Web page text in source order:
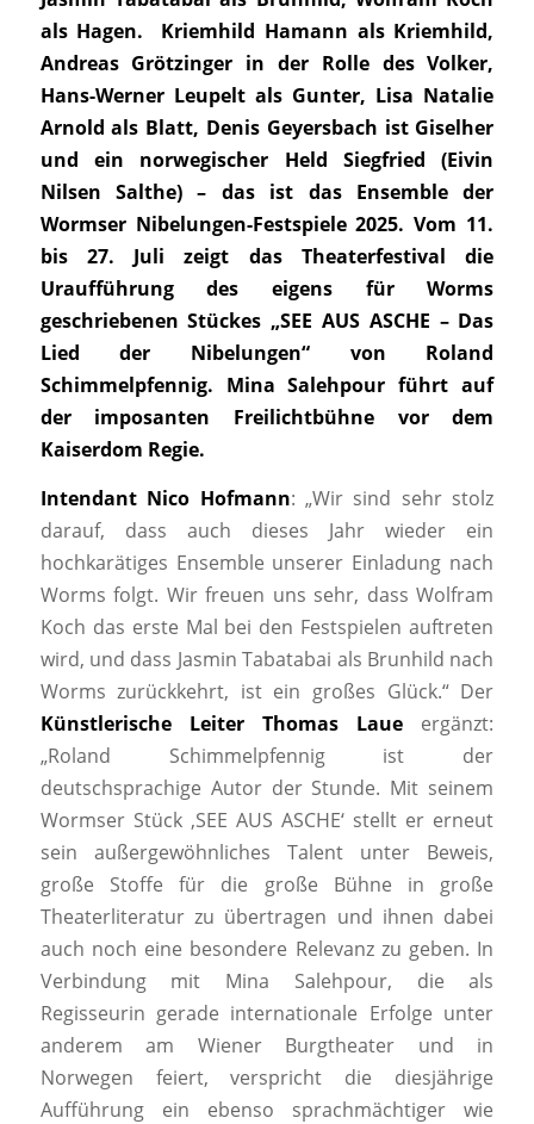
als Hagen. Kriemhild Hamann als Kriemhild,
Andreas Grötzinger in der Rolle des Volker,
Hans-Werner Leupelt als Gunter, Lisa Natalie
Arnold als Blatt, Denis Geyersbach ist Giselher
und ein norwegischer Held Siegfried (Eivin
Nilsen Salthe) – das ist das Ensemble der
Wormser Nibelungen-Festspiele 2025. Vom 11.
bis 27. Juli zeigt das Theaterfestival die
Uraufführung des eigens für Worms
geschriebenen Stückes „SEE AUS ASCHE – Das
Lied der Nibelungen“ von Roland
Schimmelpfennig. Mina Salehpour führt auf
der imposanten Freilichtbühne vor dem
Kaiserdom Regie.
Intendant Nico Hofmann: „Wir sind sehr stolz
darauf, dass auch dieses Jahr wieder ein
hochkarätiges Ensemble unserer Einladung nach
Worms folgt. Wir freuen uns sehr, dass Wolfram
Koch das erste Mal bei den Festspielen auftreten
wird, und dass Jasmin Tabatabai als Brunhild nach
Worms zurückkehrt, ist ein großes Glück.“ Der
Künstlerische Leiter Thomas Laue ergänzt:
„Roland Schimmelpfennig ist der
deutschsprachige Autor der Stunde. Mit seinem
Wormser Stück ‚SEE AUS ASCHE‘ stellt er erneut
sein außergewöhnliches Talent unter Beweis,
große Stoffe für die große Bühne in große
Theaterliteratur zu übertragen und ihnen dabei
auch noch eine besondere Relevanz zu geben. In
Verbindung mit Mina Salehpour, die als
Regisseurin gerade internationale Erfolge unter
anderem am Wiener Burgtheater und in
Norwegen feiert, verspricht die diesjährige
Aufführung ein ebenso sprachmächtiger wie